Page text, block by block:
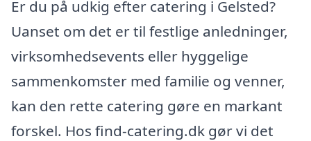
Er du på udkig efter catering i Gelsted?
Uanset om det er til festlige anledninger,
virksomhedsevents eller hyggelige
sammenkomster med familie og venner,
kan den rette catering gøre en markant
forskel. Hos find-catering.dk gør vi det